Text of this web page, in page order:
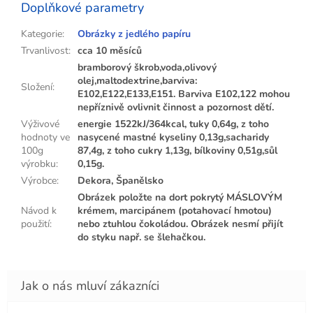
Doplňkové parametry
Kategorie:
Obrázky z jedlého papíru
Trvanlivost: cca 10 měsíců
Složení:
bramborový škrob,voda,olivový
olej,maltodextrine,barviva:
E102,E122,E133,E151. Barviva E102,122 mohou
nepříznivě ovlivnit činnost a pozornost dětí.
Výživové
hodnoty ve
100g
výrobku:
energie 1522kJ/364kcal, tuky 0,64g, z toho
nasycené mastné kyseliny 0,13g,sacharidy
87,4g, z toho cukry 1,13g, bílkoviny 0,51g,sůl
0,15g.
Výrobce: Dekora, Španělsko
Návod k
použití:
Obrázek položte na dort pokrytý MÁSLOVÝM
krémem, marcipánem (potahovací hmotou)
nebo ztuhlou čokoládou. Obrázek nesmí přijít
do styku např. se šlehačkou.